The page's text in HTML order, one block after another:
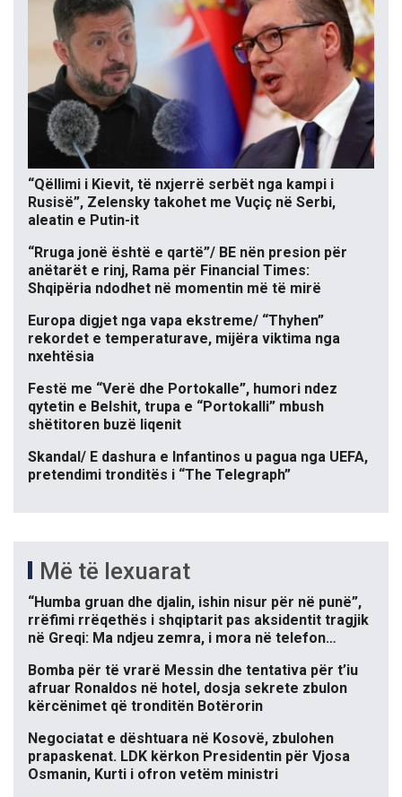
“Qëllimi i Kievit, të nxjerrë serbët nga kampi i
Rusisë”, Zelensky takohet me Vuçiç në Serbi,
aleatin e Putin-it
“Rruga jonë është e qartë”/ BE nën presion për
anëtarët e rinj, Rama për Financial Times:
Shqipëria ndodhet në momentin më të mirë
Europa digjet nga vapa ekstreme/ “Thyhen”
rekordet e temperaturave, mijëra viktima nga
nxehtësia
Festë me “Verë dhe Portokalle”, humori ndez
qytetin e Belshit, trupa e “Portokalli” mbush
shëtitoren buzë liqenit
Skandal/ E dashura e Infantinos u pagua nga UEFA,
pretendimi tronditës i “The Telegraph”
Më të lexuarat
“Humba gruan dhe djalin, ishin nisur për në punë”,
rrëfimi rrëqethës i shqiptarit pas aksidentit tragjik
në Greqi: Ma ndjeu zemra, i mora në telefon…
Bomba për të vrarë Messin dhe tentativa për t’iu
afruar Ronaldos në hotel, dosja sekrete zbulon
kërcënimet që tronditën Botërorin
Negociatat e dështuara në Kosovë, zbulohen
prapaskenat. LDK kërkon Presidentin për Vjosa
Osmanin, Kurti i ofron vetëm ministri